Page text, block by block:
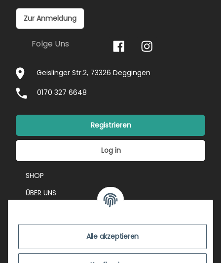
Alle akzeptieren
Zur Anmeldung
Folge Uns
Geislinger Str.2, 73326 Deggingen
0170 327 6648
Registrieren
Log in
SHOP
ÜBER UNS